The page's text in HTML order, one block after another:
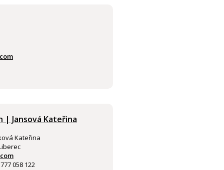
| Jansová Kateřina
Kateřina
058 122